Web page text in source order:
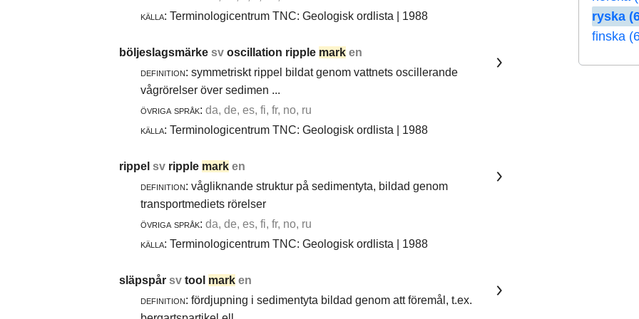
ryska
finska
källa: Terminologicentrum TNC: Geologisk ordlista | 1988
böljeslagsmärke sv oscillation ripple mark en
definition: symmetriskt rippel bildat genom vattnets oscillerande
vågrörelser över sedimen ...
övriga språk: da, de, es, fi, fr, no, ru
källa: Terminologicentrum TNC: Geologisk ordlista | 1988
rippel sv ripple mark en
definition: vågliknande struktur på sedimentyta, bildad genom
transportmediets rörelser
övriga språk: da, de, es, fi, fr, no, ru
källa: Terminologicentrum TNC: Geologisk ordlista | 1988
släpspår sv tool mark en
definition: fördjupning i sedimentyta bildad genom att föremål, t.ex.